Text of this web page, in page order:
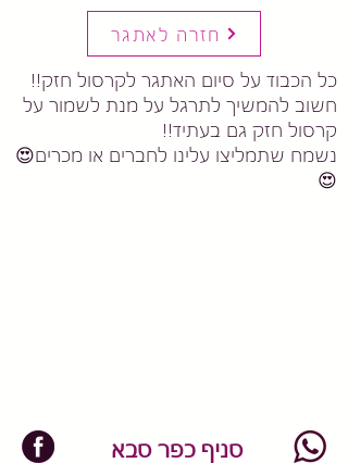
חזרה לאתגר
כל הכבוד על סיום האתגר לקרסול חזק!!
חשוב להמשיך לתרגל על מנת לשמור על
קרסול חזק גם בעתיד!!
נשמח שתמליצו עלינו לחברים או מכרים😍
😍
סניף כפר סבא